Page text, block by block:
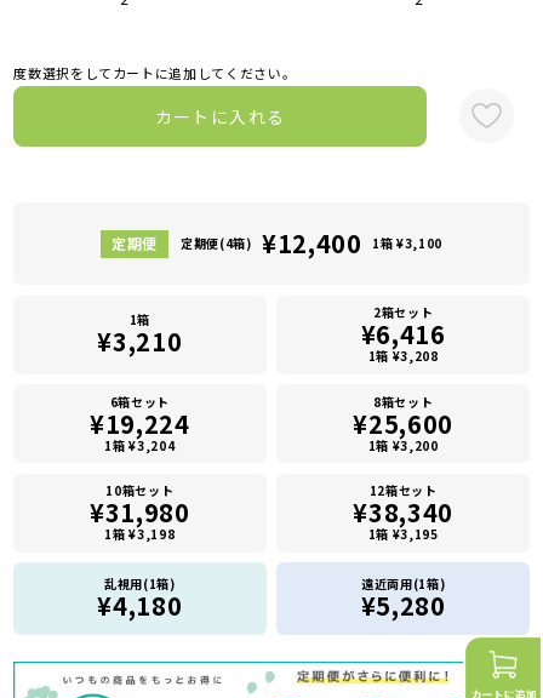
度数選択をしてカートに追加してください。
カートに入れる
定期便(4箱) ¥12,400 1箱 ¥3,100
1箱
¥3,210
2箱セット
¥6,416
1箱 ¥3,208
6箱セット
¥19,224
1箱 ¥3,204
8箱セット
¥25,600
1箱 ¥3,200
10箱セット
¥31,980
1箱 ¥3,198
12箱セット
¥38,340
1箱 ¥3,195
乱視用(1箱)
¥4,180
遠近両用(1箱)
¥5,280